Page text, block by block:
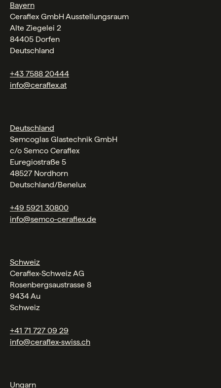
Bayern
Ceraflex GmbH Ausstellungsraum
Alte Ziegelei 2
84405 Dorfen
Deutschland
+43 7588 20444
info@ceraflex.at
Deutschland
Semcoglas Glastechnik GmbH
c/o Semco Ceraflex
Euregiostraße 5
48527 Nordhorn
Deutschland/Benelux
+49 5921 30800
info@semco-ceraflex.de
Schweiz
Ceraflex-Schweiz AG
Rosenbergsaustrasse 8
9434 Au
Schweiz
+41 71 727 09 29
info@ceraflex-swiss.ch
Ungarn